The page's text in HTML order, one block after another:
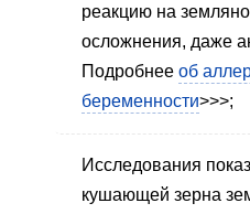
реакцию на
осложнения, даже
Подробнее об
беременности>>>;
Исследования
кушающей зерна